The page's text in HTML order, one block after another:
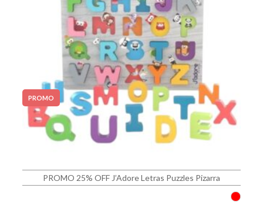
PROMO
PROMO 25% OFF J’Adore Letras Puzzles Pizarra